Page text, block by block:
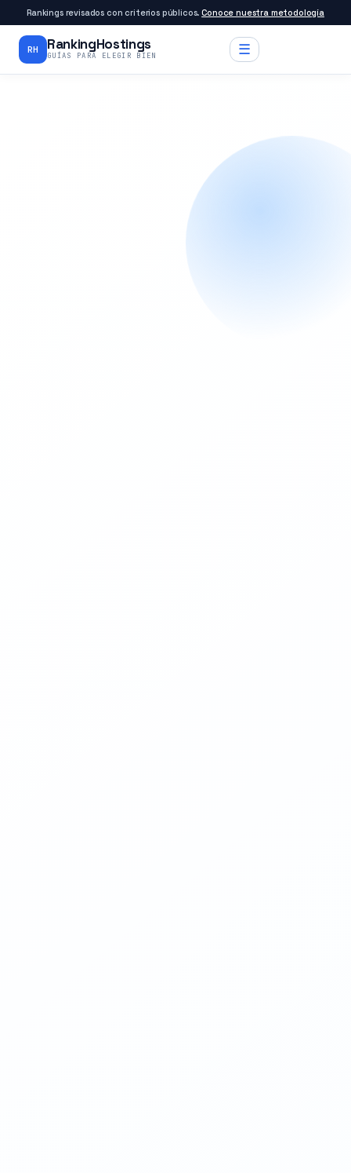
Rankings revisados con criterios públicos.Conoce nuestra metodología
RH RankingHostings
GUÍAS PARA ELEGIR BIEN ☰